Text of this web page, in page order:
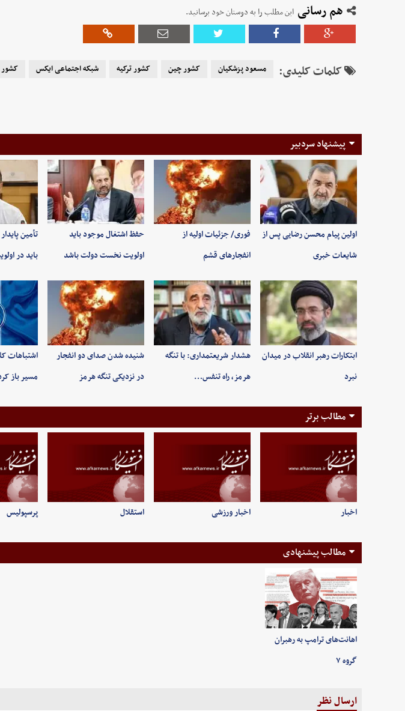
هم رسانی این مطلب را به دوستان خود برسانید.
کلمات کلیدی: مسعود پزشکیان کشور چین کشور ترکیه شبکه اجتماعی ایکس کشور
پیشنهاد سردبیر
اولین پیام محسن رضایی پس از
شایعات خبری
فوری/ جزئیات اولیه از
انفجارهای قشم
حفظ اشتغال موجود باید
اولویت نخست دولت باشد
تأمین
باید در
ابتکارات رهبر انقلاب در میدان
نبرد
هشدار شریعتمداری: با تنگه
هرمز، راه تنفس…
شنیده شدن صدای دو انفجار
در نزدیکی تنگه هرمز
اشتباهات
مسیر باز
مطالب برتر
اخبار اخبار ورزشی استقلال پرسپولیس
مطالب پیشنهادی
اهانت‌های ترامپ به رهبران
گروه ۷
ارسال نظر